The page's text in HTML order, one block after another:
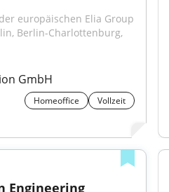
europäischen Elia Group
GmbH
Homeoffice Vollzeit